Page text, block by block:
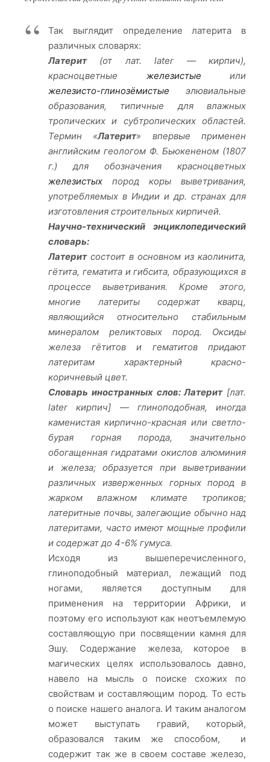
Так выглядит определение латерита в
различных словарях:
Латерит(от лат. later — кирпич),
красноцветные железистые или
железисто-глинозёмистые элювиальные
образования, типичные для влажных
тропических и субтропических областей.
Термин «Латерит» впервые применен
английским геологом Ф. Бьюкененом (1807
г.) для обозначения красноцветных
железистых пород коры выветривания,
употребляемых в Индии и др. странах для
изготовления строительных кирпичей.
Научно-технический энциклопедический
словарь:
Латеритсостоит в основном из каолинита,
гётита, гематита и гибсита, образующихся в
процессе выветривания. Кроме этого,
многие латериты содержат кварц,
являющийся относительно стабильным
минералом реликтовых пород. Оксиды
железа гётитов и гематитов придают
латеритам характерный красно-
коричневый цвет.
Словарь иностранных слов:Латерит[лат.
later кирпич] — глиноподобная, иногда
каменистая кирпично-красная или светло-
бурая горная порода, значительно
обогащенная гидратами окислов алюминия
и железа; образуется при выветривании
различных изверженных горных пород в
жарком влажном климате тропиков;
латеритные почвы, залегающие обычно над
латеритами, часто имеют мощные профили
и содержат до 4-6% гумуса.
Исходя из вышеперечисленного,
глиноподобный материал, лежащий под
ногами, является доступным для
применения на территории Африки, и
поэтому его используют как неотъемлемую
составляющую при посвящении камня для
Эшу. Содержание железа, которое в
магических целях использовалось давно,
навело на мысль о поиске схожих по
свойствам и составляющим пород. То есть
о поиске нашего аналога. И таким аналогом
может выступать гравий, который,
образовался таким же способом, и
содержит так же в своем составе железо,